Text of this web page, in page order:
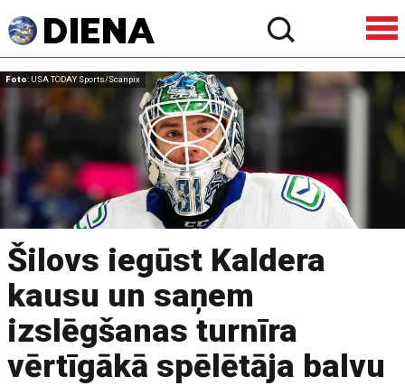
Foto: USA TODAY Sports/Scanpix
Šilovs iegūst Kaldera
kausu un saņem
izslēgšanas turnīra
vērtīgākā spēlētāja balvu